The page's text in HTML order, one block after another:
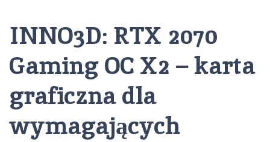
INNO3D: RTX 2070
Gaming OC X2 – karta
graficzna dla
wymagających